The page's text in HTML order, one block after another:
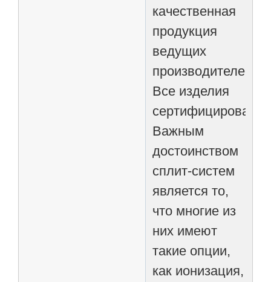
качественная
продукция
ведущих
производителей.
Все изделия
Важным
достоинством
сплит-систем
является то,
что многие из
них имеют
такие опции,
как ионизация,